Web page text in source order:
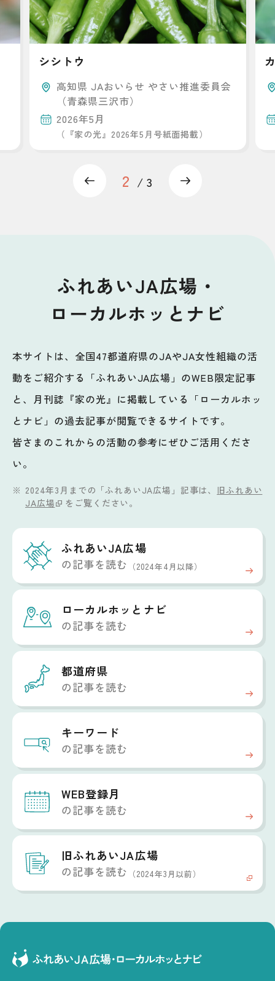
シシトウ
高知県 JAおいらせ やさい推進委員会
（青森県三沢市）
2026年5月
（『家の光』2026年5月号紙面掲載）
2 3
Previous
ふれあいJA広場・
ローカルホッとナビ
本サイトは、全国47都道府県のJAやJA女性組織の活
動をご紹介する「ふれあいJA広場」のWEB限定記事
と、月刊誌『家の光』に掲載している「ローカルホッ
とナビ」の過去記事が閲覧できるサイトです。
皆さまのこれからの活動の参考にぜひご活用くださ
い。
2024年3月までの「ふれあいJA広場」記事は、 旧ふれあい
JA広場
をご覧ください。
ふれあいJA広場
の記事を読む （2024年4月以降）
ローカルホッと ナビ
の記事を読む
都道府県
の記事を読む
キーワード
の記事を読む
WEB登録月
の記事を読む
旧ふれあいJA広場
の記事を読む （2024年3月以前）